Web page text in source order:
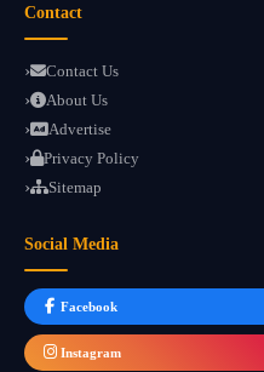
Contact
Contact Us
About Us
Advertise
Privacy Policy
Sitemap
Social Media
Facebook
Instagram